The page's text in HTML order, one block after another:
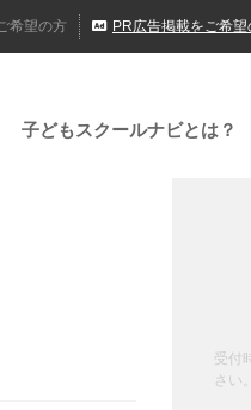
希望の方 PR広告掲載をご希望
子どもスクールナビとは？
受付
さい。